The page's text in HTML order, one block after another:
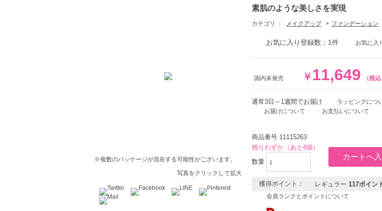
※複数のパッケージが混在する可能性がございます。
写真をクリックして拡大
素肌のような美しさを実現
カテゴリ ： メイクアップ ファンデーション
お気に入り登録数：1件 お気に入
国内未発売 ￥ 11,649 （税込
通常3日～1週間でお届け
ラッピングにつ
お届けについて
お支払いについて
商品番号 11115263
残りわずか（あと4個）
数量
獲得ポイント： レギュラー 117ポイン
会員ランクとポイントについて